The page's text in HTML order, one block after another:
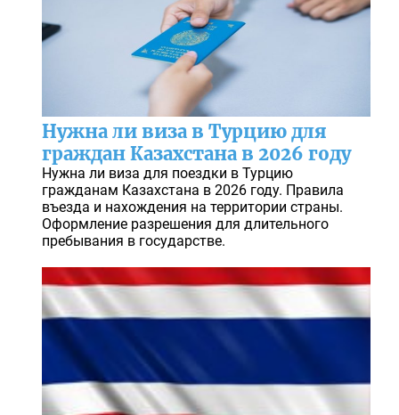
Нужна ли виза в Турцию для
граждан Казахстана в 2026 году
Нужна ли виза для поездки в Турцию
гражданам Казахстана в 2026 году. Правила
въезда и нахождения на территории страны.
Оформление разрешения для длительного
пребывания в государстве.